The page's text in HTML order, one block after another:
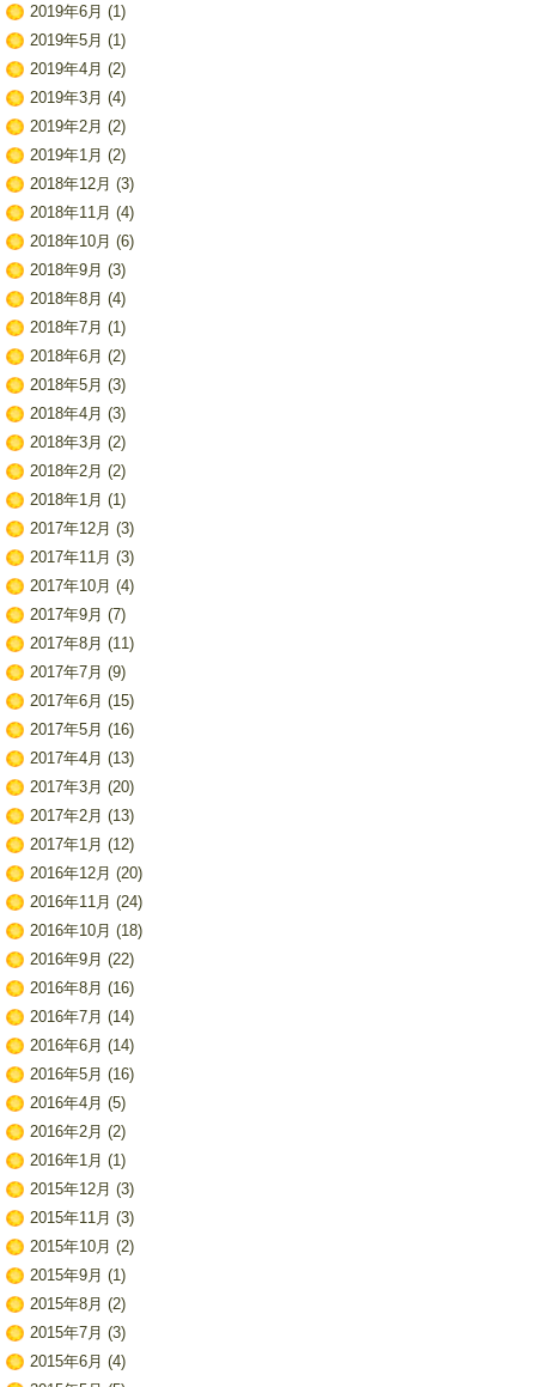
2019年6月 (1)
2019年5月 (1)
2019年4月 (2)
2019年3月 (4)
2019年2月 (2)
2019年1月 (2)
2018年12月 (3)
2018年11月 (4)
2018年10月 (6)
2018年9月 (3)
2018年8月 (4)
2018年7月 (1)
2018年6月 (2)
2018年5月 (3)
2018年4月 (3)
2018年3月 (2)
2018年2月 (2)
2018年1月 (1)
2017年12月 (3)
2017年11月 (3)
2017年10月 (4)
2017年9月 (7)
2017年8月 (11)
2017年7月 (9)
2017年6月 (15)
2017年5月 (16)
2017年4月 (13)
2017年3月 (20)
2017年2月 (13)
2017年1月 (12)
2016年12月 (20)
2016年11月 (24)
2016年10月 (18)
2016年9月 (22)
2016年8月 (16)
2016年7月 (14)
2016年6月 (14)
2016年5月 (16)
2016年4月 (5)
2016年2月 (2)
2016年1月 (1)
2015年12月 (3)
2015年11月 (3)
2015年10月 (2)
2015年9月 (1)
2015年8月 (2)
2015年7月 (3)
2015年6月 (4)